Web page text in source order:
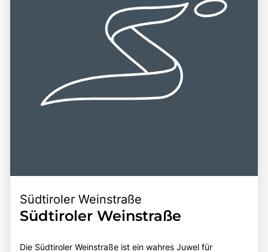
Südtiroler Weinstraße
Südtiroler Weinstraße
Die Südtiroler Weinstraße ist ein wahres Juwel für